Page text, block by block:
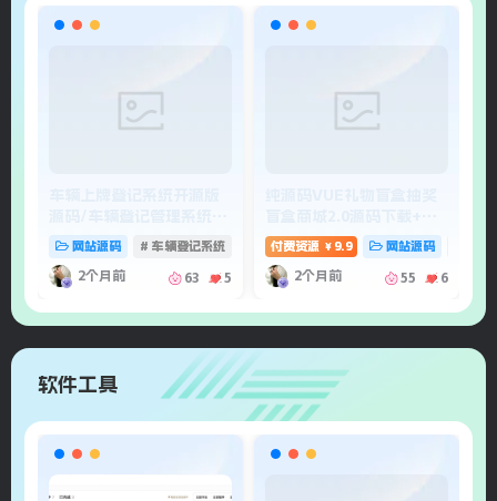
网站源码 # 车辆登记系统 # 车辆登记管理系统
2个月前 63 5
整视频教程
付费资源 ￥ 9.9 网站源码
2个月前 55 6
软件工具